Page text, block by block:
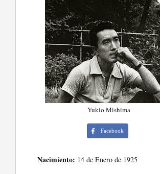
Yukio Mishima
Facebook
Nacimiento: 14 de Enero de 1925